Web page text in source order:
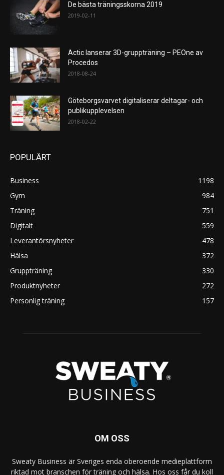
De bästa träningsskorna 2019
2019-02-11
Actic lanserar 3D-gruppträning – PEOne av
Procedos
2018-08-24
Göteborgsvarvet digitaliserar deltagar- och
publikupplevelsen
2018-02-22
POPULÄRT
Business
1198
Gym
984
Träning
751
Digitalt
559
Leverantörsnyheter
478
Hälsa
372
Gruppträning
330
Produktnyheter
272
Personlig träning
157
OM OSS
Sweaty Business är Sveriges enda oberoende medieplattform
riktad mot branschen för träning och hälsa. Hos oss får du koll